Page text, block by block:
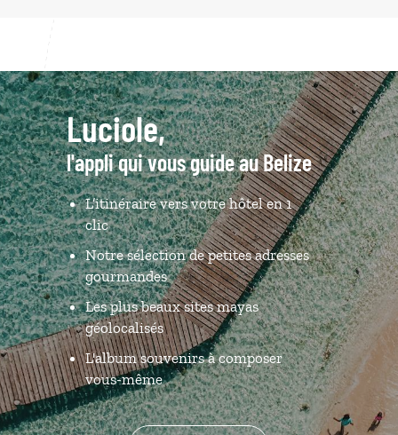
Luciole,
l'appli qui vous guide au Belize
L’itinéraire vers votre hôtel en 1
clic
Notre sélection de petites adresses
gourmandes
Les plus beaux sites mayas
géolocalisés
L'album souvenirs à composer
vous-même